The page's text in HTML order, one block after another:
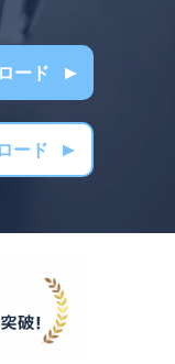
ード
ード